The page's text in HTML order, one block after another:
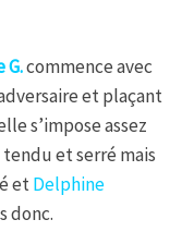
G.commence avec
et plaçant
s’impose assez
et serré mais
etDelphine
donc.